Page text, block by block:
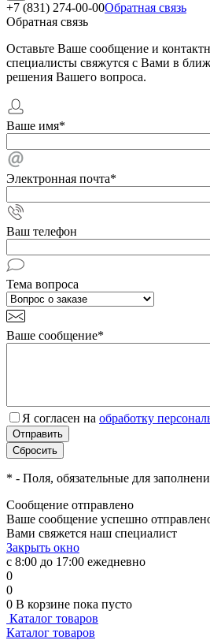
+7 (831) 274-00-00Обратная связь
Обратная связь
Оставьте Ваше сообщение и
специалисты свяжутся с Вами в
решения Вашего вопроса.
Ваше имя*
Электронная почта*
Ваш телефон
Тема вопроса
Ваше сообщение*
Я согласен на обработку
* - Поля, обязательные для
Сообщение отправлено
Ваше сообщение успешно
Вами свяжется наш специалист
Закрыть окно
с 8:00 до 17:00 ежедневно
0
0
0 В корзине пока пусто
Каталог товаров
Каталог товаров